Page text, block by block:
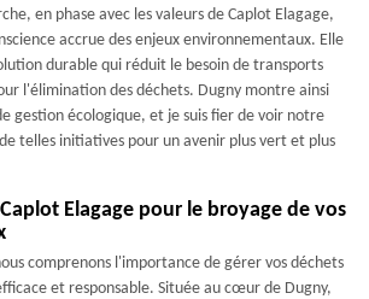
en phase avec les valeurs de Caplot Elagage,
accrue des enjeux environnementaux. Elle
durable qui réduit le besoin de transports
l'élimination des déchets. Dugny montre ainsi
gestion écologique, et je suis fier de voir notre
telles initiatives pour un avenir plus vert et plus
Elagage pour le broyage de vos
comprenons l'importance de gérer vos déchets
et responsable. Située au cœur de Dugny,